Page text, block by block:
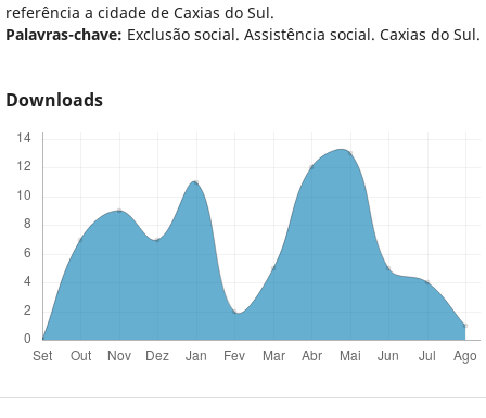
referência a cidade de Caxias do Sul.
Palavras-chave: Exclusão social. Assistência social. Caxias do Sul.
Downloads